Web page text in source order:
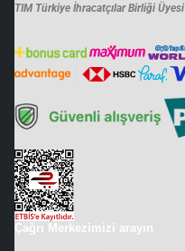
TIM Türkiye İhracatçılar Birliği Üyesi
Çağrı Merkezimizi arayın